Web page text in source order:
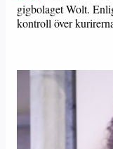
gigbolaget Wolt.
kontroll över